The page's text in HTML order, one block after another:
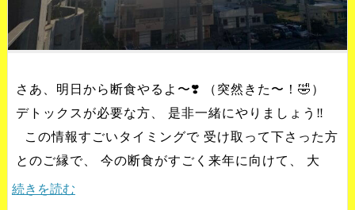
さあ、明日から断食やるよ〜❣️ （突然きた〜！🤣）
デトックスが必要な方、 是非一緒にやりましょう‼️
この情報すごいタイミングで 受け取って下さった方
とのご縁で、 今の断食がすごく来年に向けて、 大
続きを読む